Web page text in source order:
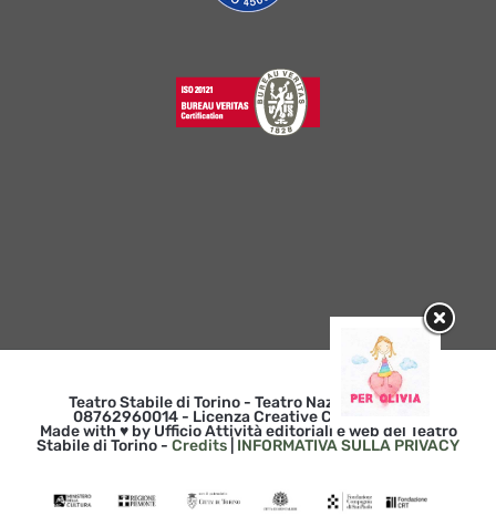
Teatro Stabile di Torino - Teatro Nazionale | p. iva
08762960014 - Licenza Creative Commons 3.0
Made with ♥ by Ufficio Attività editoriali e web del Teatro
Stabile di Torino - Credits INFORMATIVA SULLA PRIVACY